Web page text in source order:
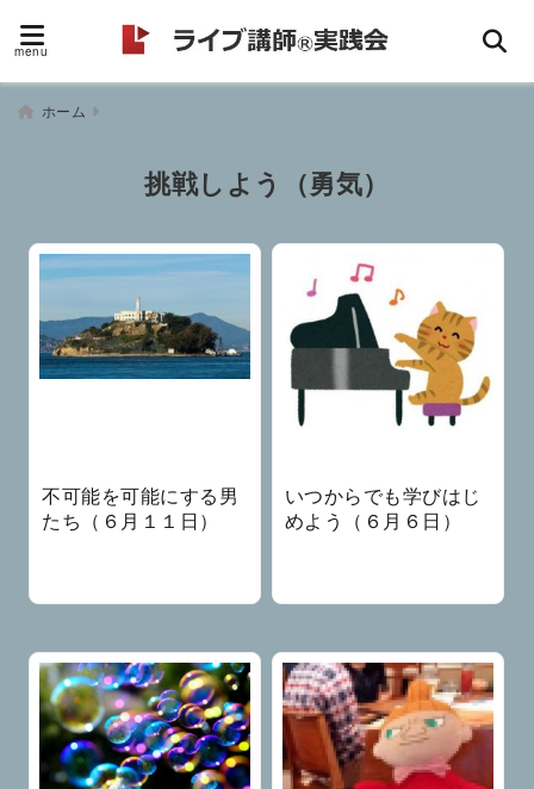
menu
ホーム
挑戦しよう（勇気）
不可能を可能にする男
たち（６月１１日）
いつからでも学びはじ
めよう（６月６日）